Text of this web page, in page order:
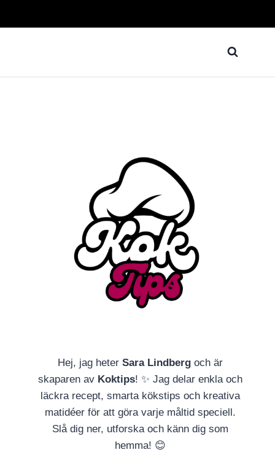
Hej, jag heter Sara Lindbergoch är
skaparen av Koktips! ✨ Jag delar enkla och
läckra recept, smarta kökstips och kreativa
matidéer för att göra varje måltid speciell.
Slå dig ner, utforska och känn dig som
hemma! 😊